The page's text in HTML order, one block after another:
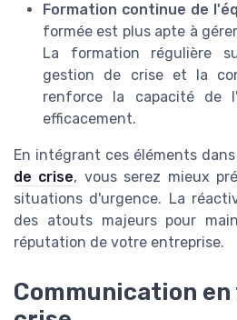
Formation continue de
formée est plus apte à
La formation régulière
gestion de crise et la
renforce la capacité de
efficacement.
En intégrant ces éléments
de crise, vous serez mieux
situations d'urgence. La
des atouts majeurs pour
réputation de votre entreprise.
Communication en